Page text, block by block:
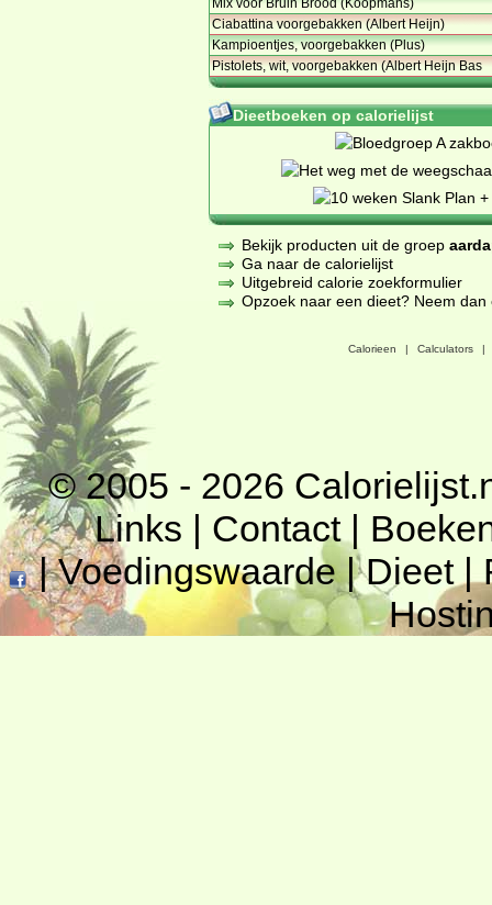
Ciabattina voorgebakken (Albert Heijn)
Kampioentjes, voorgebakken (Plus)
Pistolets, wit, voorgebakken (Albert Heijn Bas
Dieetboeken op calorielijst
Bekijk producten uit de groep
Ga naar de calorielijst
Uitgebreid calorie zoekformulier
Opzoek naar een dieet? Neem
Calorieen | Calculators |
© 2005 - 2026
Links | Contact|
|Voedingswaarde|Dieet|